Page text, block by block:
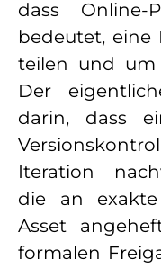
dass Online-
bedeutet, eine
teilen und um
Der
darin, dass
Iteration
die an
Asset
formalen